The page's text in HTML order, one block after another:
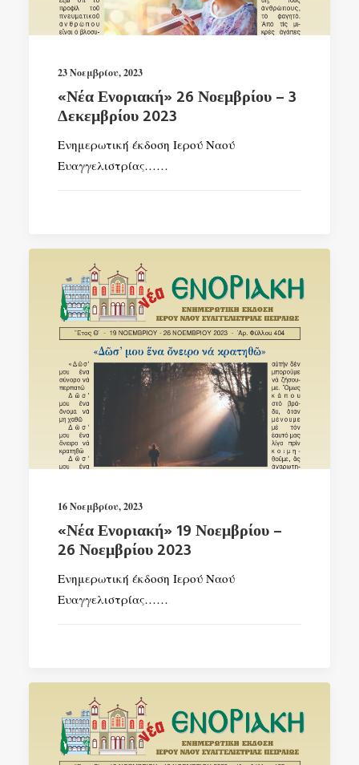
23 Νοεμβρίου, 2023
«Νέα Ενοριακή» 26 Νοεμβρίου – 3
Δεκεμβρίου 2023
Ενημερωτική έκδοση Ιερού Ναού
Ευαγγελιστρίας……
16 Νοεμβρίου, 2023
«Νέα Ενοριακή» 19 Νοεμβρίου –
26 Νοεμβρίου 2023
Ενημερωτική έκδοση Ιερού Ναού
Ευαγγελιστρίας……